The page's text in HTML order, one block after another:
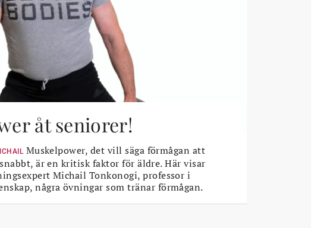
åt seniorer!
Muskelpower, det vill säga förmågan att
är en kritisk faktor för äldre. Här visar
Michail Tonkonogi, professor i
några övningar som tränar förmågan.